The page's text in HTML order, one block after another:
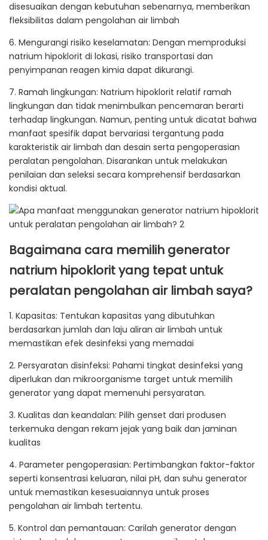
disesuaikan dengan kebutuhan sebenarnya, memberikan
fleksibilitas dalam pengolahan air limbah
6. Mengurangi risiko keselamatan: Dengan memproduksi
natrium hipoklorit di lokasi, risiko transportasi dan
penyimpanan reagen kimia dapat dikurangi.
7. Ramah lingkungan: Natrium hipoklorit relatif ramah
lingkungan dan tidak menimbulkan pencemaran berarti
terhadap lingkungan. Namun, penting untuk dicatat bahwa
manfaat spesifik dapat bervariasi tergantung pada
karakteristik air limbah dan desain serta pengoperasian
peralatan pengolahan. Disarankan untuk melakukan
penilaian dan seleksi secara komprehensif berdasarkan
kondisi aktual.
Bagaimana cara memilih generator
natrium hipoklorit yang tepat untuk
peralatan pengolahan air limbah saya?
1. Kapasitas: Tentukan kapasitas yang dibutuhkan
berdasarkan jumlah dan laju aliran air limbah untuk
memastikan efek desinfeksi yang memadai
2. Persyaratan disinfeksi: Pahami tingkat desinfeksi yang
diperlukan dan mikroorganisme target untuk memilih
generator yang dapat memenuhi persyaratan.
3. Kualitas dan keandalan: Pilih genset dari produsen
terkemuka dengan rekam jejak yang baik dan jaminan
kualitas
4. Parameter pengoperasian: Pertimbangkan faktor-faktor
seperti konsentrasi keluaran, nilai pH, dan suhu generator
untuk memastikan kesesuaiannya untuk proses
pengolahan air limbah tertentu.
5. Kontrol dan pemantauan: Carilah generator dengan